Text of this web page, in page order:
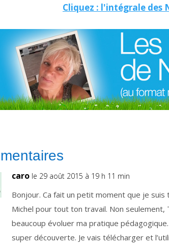
Cliquez : l'intégrale des
caro le 29 août 2015 à 19 h 11 min
Bonjour. Ca fait un petit moment que je
Michel pour tout ton travail. Non seulement,
beaucoup évoluer ma pratique
super découverte. Je vais télécharger et